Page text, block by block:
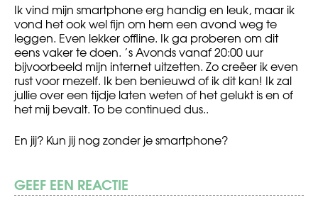
Ik vind mijn smartphone erg handig en leuk, maar ik
vond het ook wel fijn om hem een avond weg te
leggen. Even lekker offline. Ik ga proberen om dit
eens vaker te doen. ’s Avonds vanaf 20:00 uur
bijvoorbeeld mijn internet uitzetten. Zo creëer ik even
rust voor mezelf. Ik ben benieuwd of ik dit kan! Ik zal
jullie over een tijdje laten weten of het gelukt is en of
het mij bevalt. To be continued dus..
En jij? Kun jij nog zonder je smartphone?
GEEF EEN REACTIE